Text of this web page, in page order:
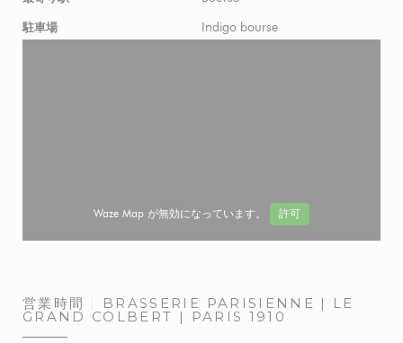
駐車場 Indigo bourse
Waze Map が無効になっています。 許可
営業時間 BRASSERIE PARISIENNE | LE
GRAND COLBERT | PARIS 1910